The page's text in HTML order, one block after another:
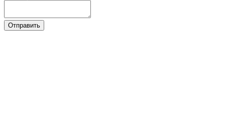
Отправить